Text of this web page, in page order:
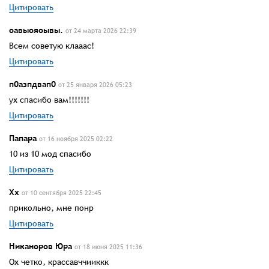
Цитировать
оавыояоывы. от 24 марта 2026 22:39
Всем советую клааас!
Цитировать
п0азпдвап0 от 25 января 2026 05:23
ух спасибо вам!!!!!!!
Цитировать
Папара от 16 ноября 2025 02:22
10 из 10 мод спасибо
Цитировать
Хх от 10 сентября 2025 22:45
прикольно, мне понр
Цитировать
Никаноров Юра от 18 июня 2025 11:36
Ох четко, крассавччииккк